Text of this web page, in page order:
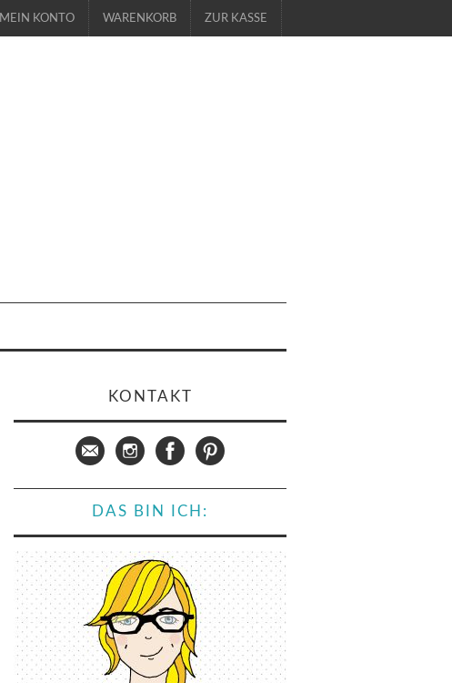
MEIN KONTO WARENKORB ZUR KASSE
KONTAKT
DAS BIN ICH: